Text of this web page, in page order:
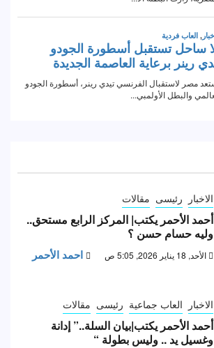
الاخبار رئيسى مقالات
أحمد الأحمر يكتب| المركز الرابع مستحق..
وليه حسام حسن ؟
الأحد, 18 يناير 2026, 5:05 ص احمد الأحمر
الاخبار العاب جماعية رئيسى مقالات
أحمد الأحمر يكتب|بيان السلة..” إدانة
وغسيل يد .. وليس بطولة “